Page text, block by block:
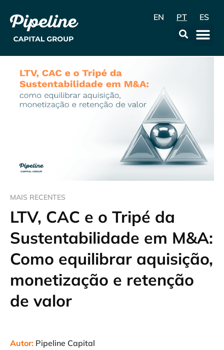
EN PT ES
MAIS RECENTES
LTV, CAC e o Tripé da
Sustentabilidade em M&A:
Como equilibrar aquisição,
monetização e retenção
de valor
Autor: Pipeline Capital